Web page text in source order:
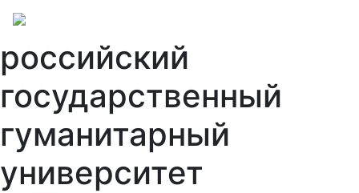
российский
государственный
гуманитарный
университет